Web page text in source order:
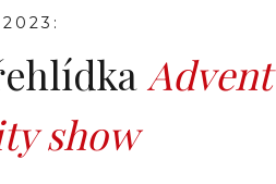
2023:
Advent
show